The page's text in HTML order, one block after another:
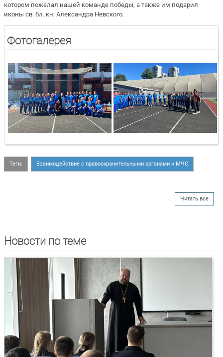
котором пожелал нашей команде победы, а также им подарил
иконы св. бл. кн. Александра Невского.
Фотогалерея
Теги: Взаимодействие с правоохранительными органами и МЧС
Читать все
Новости по теме